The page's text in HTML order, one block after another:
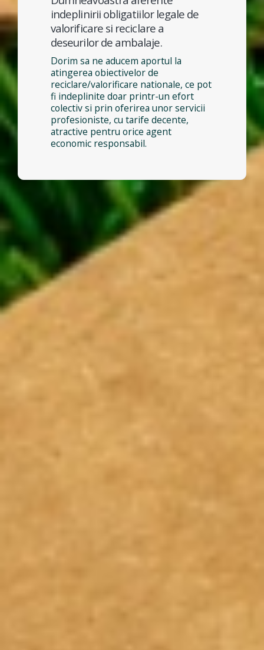
indeplinirii obligatiilor legale de
valorificare si reciclare a
deseurilor de ambalaje.
Dorim sa ne aducem aportul la
atingerea obiectivelor de
reciclare/valorificare nationale, ce pot
fi indeplinite doar printr-un efort
colectiv si prin oferirea unor servicii
profesioniste, cu tarife decente,
atractive pentru orice agent
economic responsabil.